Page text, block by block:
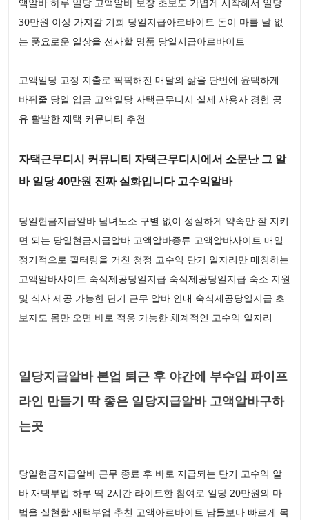
액알바 하루 일당 고액알바 보장 초보도 가볍게 시작해서 일당
30만원 이상 가져갈 기회 당일지급아르바이트 돈이 마를 날 없
는 풍요로운 일상을 선사할 명품 당일지급아르바이트
고액일당 고정 지출로 팍팍해진 매달의 삶을 단번에 윤택하게
바꿔줄 당일 입금 고액일당 자택근무디시 실제 사용자 경험 공
유 활발한 재택 커뮤니티 추천
자택근무디시 커뮤니티 자택근무디시에서 소문난 그 알
바 일당 40만원 진짜 실화입니다 고수익알바
당일현금지급알바 남녀노소 구별 없이 성실하게 약속만 잘 지키
면 되는 당일현금지급알바 고액알바종류 고액알바사이트 매일
정기적으로 필터링을 거친 청정 고수익 단기 일자리만 매칭하는
고액알바사이트 숙식제공당일지급 숙식제공당일지급 숙소 지원
및 식사 제공 가능한 단기 근무 알바 안내 숙식제공당일지급 초
보자도 몸만 오면 바로 적응 가능한 체계적인 고수익 일자리
일당지급알바 본업 퇴근 후 야간에 부수입 파이프
라인 만들기 딱 좋은 일당지급알바 고액알바구하
는곳
당일현금지급알바 근무 종료 후 바로 지급되는 단기 고수익 알
바 재택부업 하루 딱 2시간 라이트한 참여로 일당 20만원의 마
법을 실현할 재택부업 추천 고액아르바이트 남들보다 빠르게 목